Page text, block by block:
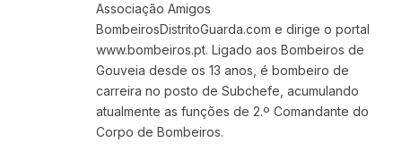
Associação Amigos
BombeirosDistritoGuarda.com e dirige o portal
www.bombeiros.pt. Ligado aos Bombeiros de
Gouveia desde os 13 anos, é bombeiro de
carreira no posto de Subchefe, acumulando
atualmente as funções de 2.º Comandante do
Corpo de Bombeiros.